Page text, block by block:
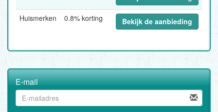
Huismerken 0.8% korting Bekijk de aanbieding
E-mail